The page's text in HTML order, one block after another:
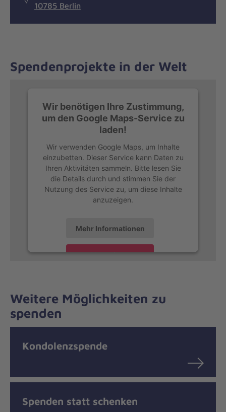
10785 Berlin
Spendenprojekte in der Welt
Wir benötigen Ihre Zustimmung,
um den Google Maps-Service zu
laden!
Wir verwenden Google Maps, um Inhalte
einzubetten. Dieser Service kann Daten zu
Ihren Aktivitäten sammeln. Bitte lesen Sie
die Details durch und stimmen Sie der
Nutzung des Service zu, um diese Inhalte
anzuzeigen.
Mehr Informationen
Akzeptieren
Weitere Möglichkeiten zu
spenden
Kondolenzspende
Spenden statt schenken